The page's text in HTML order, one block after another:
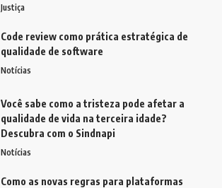
Justiça
Code review como prática estratégica de
qualidade de software
Notícias
Você sabe como a tristeza pode afetar a
qualidade de vida na terceira idade?
Descubra com o Sindnapi
Notícias
Como as novas regras para plataformas